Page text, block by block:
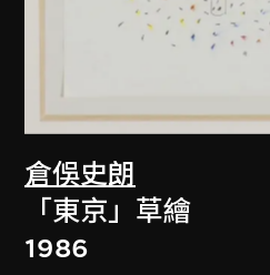
倉俁史朗
「東京」草繪
1986